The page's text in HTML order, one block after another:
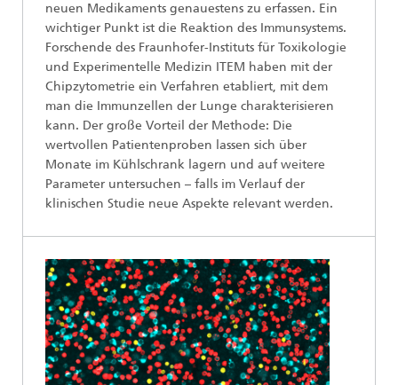
neuen Medikaments genauestens zu erfassen. Ein
wichtiger Punkt ist die Reaktion des Immunsystems.
Forschende des Fraunhofer-Instituts für Toxikologie
und Experimentelle Medizin ITEM haben mit der
Chipzytometrie ein Verfahren etabliert, mit dem
man die Immunzellen der Lunge charakterisieren
kann. Der große Vorteil der Methode: Die
wertvollen Patientenproben lassen sich über
Monate im Kühlschrank lagern und auf weitere
Parameter untersuchen – falls im Verlauf der
klinischen Studie neue Aspekte relevant werden.